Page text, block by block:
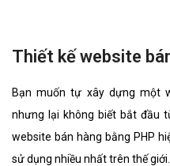
Thiết kế website
Bạn muốn tự xây dựng một
nhưng lại không biết bắt đầu
website bán hàng bằng PHP
sử dụng nhiều nhất trên thế giới.